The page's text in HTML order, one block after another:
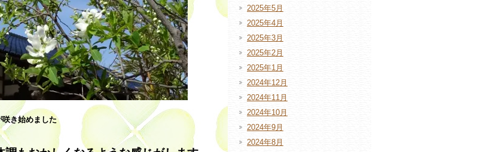
咲き始めました
2025年5月
2025年4月
2025年3月
2025年2月
2025年1月
2024年12月
2024年11月
2024年10月
2024年9月
2024年8月